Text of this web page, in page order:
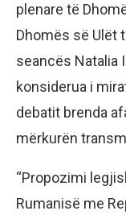
plenare të
Dhomës së Ulët
seancës Natalia
konsiderua i
debatit brenda
mërkurën
“Propozimi
Rumanisë me